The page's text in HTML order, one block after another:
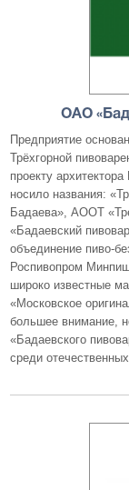
ОАО
Предприятие
Трёхгорной
проекту
носило названия:
Бадаева», АООТ
«Бадаевский
объединение пиво-
Роспивопром
широко известные
«Московское
большее внимание,
«Бадаевского
среди